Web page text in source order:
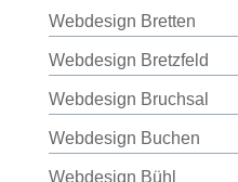
Webdesign Bretten
Webdesign Bretzfeld
Webdesign Bruchsal
Webdesign Buchen
Webdesign Bühl